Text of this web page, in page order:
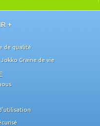
+
de qualité
Graine de vie